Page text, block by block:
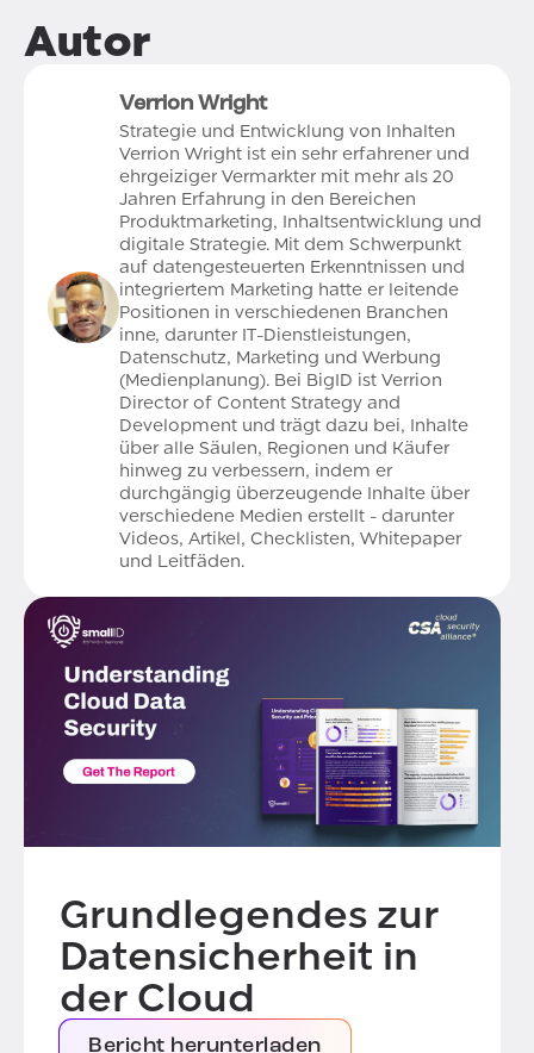
Autor
Verrion Wright
Strategie und Entwicklung von Inhalten
Verrion Wright ist ein sehr erfahrener und
ehrgeiziger Vermarkter mit mehr als 20
Jahren Erfahrung in den Bereichen
Produktmarketing, Inhaltsentwicklung und
digitale Strategie. Mit dem Schwerpunkt
auf datengesteuerten Erkenntnissen und
integriertem Marketing hatte er leitende
Positionen in verschiedenen Branchen
inne, darunter IT-Dienstleistungen,
Datenschutz, Marketing und Werbung
(Medienplanung). Bei BigID ist Verrion
Director of Content Strategy and
Development und trägt dazu bei, Inhalte
über alle Säulen, Regionen und Käufer
hinweg zu verbessern, indem er
durchgängig überzeugende Inhalte über
verschiedene Medien erstellt - darunter
Videos, Artikel, Checklisten, Whitepaper
und Leitfäden.
Grundlegendes zur
Datensicherheit in
der Cloud
Bericht herunterladen